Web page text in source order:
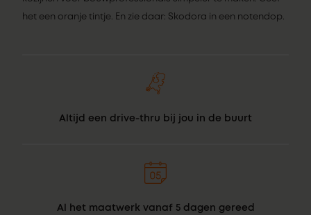
het een oranje tintje. En zie daar: Skodora in een notendop.
Altijd een drive-thru bij jou in de buurt
Al het maatwerk vanaf 5 dagen gereed